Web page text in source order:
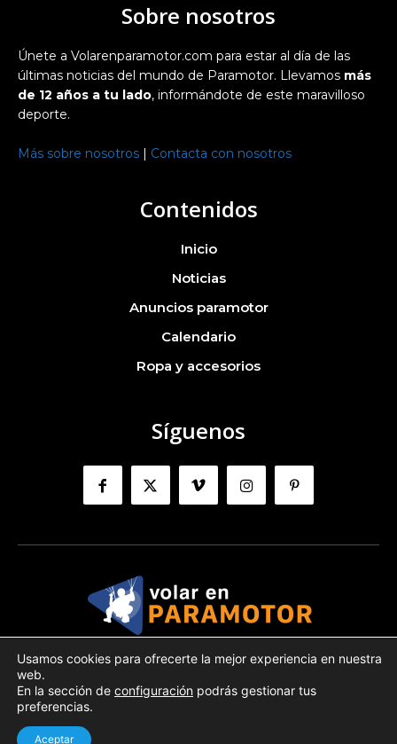
Sobre nosotros
Únete a Volarenparamotor.com para estar al día de las
últimas noticias del mundo de Paramotor. Llevamos más
de 12 años a tu lado, informándote de este maravilloso
deporte.
Más sobre nosotros | Contacta con nosotros
Contenidos
Inicio
Noticias
Anuncios paramotor
Calendario
Ropa y accesorios
Síguenos
Volarenparamotor.com © 2024 |Política privacidad| Aviso legal
Usamos cookies para ofrecerte la mejor experiencia en nuestra
web.
En la sección de configuración podrás gestionar tus
preferencias.
Aceptar